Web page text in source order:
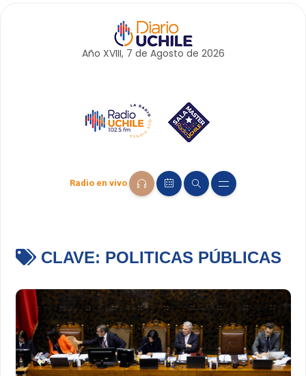
Año XVIII, 7 de Agosto de 2026
Radio en vivo
CLAVE: POLITICAS PÚBLICAS